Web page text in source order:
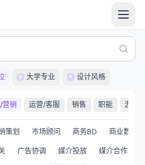
大学专业 设计风格
营销 运营/客服 销售 职能 游戏
策划 市场顾问 商务BD 商业数据
广告协调 媒介投放 媒介合作